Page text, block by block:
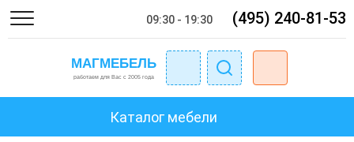
09:30 - 19:30 (495) 240-81-53
Каталог мебели